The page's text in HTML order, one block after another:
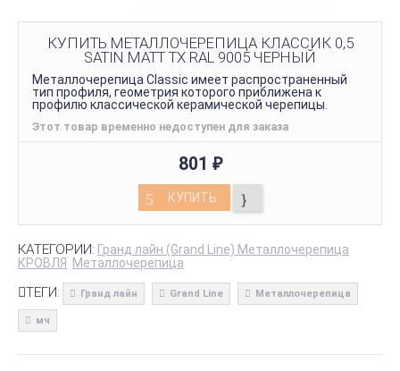
КУПИТЬ МЕТАЛЛОЧЕРЕПИЦА КЛАССИК 0,5
SATIN MATT TX RAL 9005 ЧЕРНЫЙ
Металлочерепица Classic имеет распространенный
тип профиля, геометрия которого приближена к
профилю классической керамической черепицы.
Этот товар временно недоступен для заказа
801 ₽
КУПИТЬ
КАТЕГОРИИ: Гранд лайн (Grand Line) Металлочерепица
КРОВЛЯ
Металлочерепица
ТЕГИ: Гранд лайн Grand Line Металлочерепица
мч